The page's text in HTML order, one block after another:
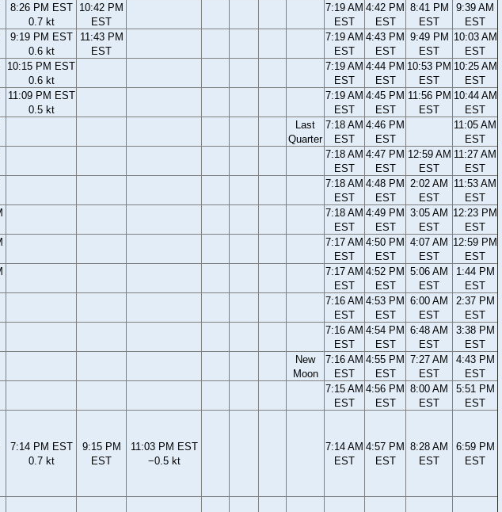
8:26 PM EST
0.7 kt
10:42 PM
EST
7:19 AM
EST
4:42 PM
EST
8:41 PM
EST
9:39 AM
EST
9:19 PM EST
0.6 kt
11:43 PM
EST
7:19 AM
EST
4:43 PM
EST
9:49 PM
EST
10:03 AM
EST
10:15 PM EST
0.6 kt
7:19 AM
EST
4:44 PM
EST
10:53 PM
EST
10:25 AM
EST
11:09 PM EST
0.5 kt
7:19 AM
EST
4:45 PM
EST
11:56 PM
EST
10:44 AM
EST
Last
Quarter
7:18 AM
EST
4:46 PM
EST
11:05 AM
EST
7:18 AM
EST
4:47 PM
EST
12:59 AM
EST
11:27 AM
EST
7:18 AM
EST
4:48 PM
EST
2:02 AM
EST
11:53 AM
EST
7:18 AM
EST
4:49 PM
EST
3:05 AM
EST
12:23 PM
EST
7:17 AM
EST
4:50 PM
EST
4:07 AM
EST
12:59 PM
EST
7:17 AM
EST
4:52 PM
EST
5:06 AM
EST
1:44 PM
EST
7:16 AM
EST
4:53 PM
EST
6:00 AM
EST
2:37 PM
EST
7:16 AM
EST
4:54 PM
EST
6:48 AM
EST
3:38 PM
EST
New
Moon
7:16 AM
EST
4:55 PM
EST
7:27 AM
EST
4:43 PM
EST
7:15 AM
EST
4:56 PM
EST
8:00 AM
EST
5:51 PM
EST
7:14 PM EST
0.7 kt
9:15 PM
EST
11:03 PM EST
−0.5 kt
7:14 AM
EST
4:57 PM
EST
8:28 AM
EST
6:59 PM
EST